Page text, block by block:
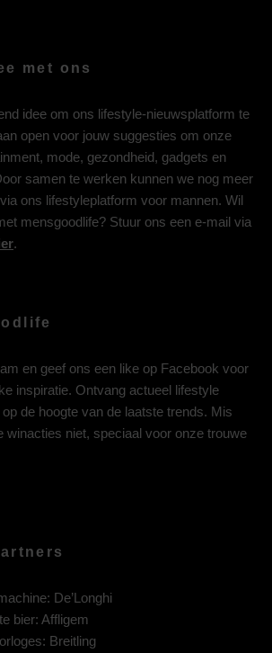
met ons
idee om ons lifestyle-nieuwsplatform te
open voor jouw suggesties om onze
mode, gezondheid, gadgets en
samen te werken kunnen we nog meer
ons lifestyleplatform voor mannen. Wil
mensgoodlife? Stuur ons een e-mail via
.
en geef ons een like op Facebook voor
inspiratie. Ontvang actueel lifestyle
de hoogte van de laatste trends. Mis
winacties niet, speciaal voor onze trouwe
De’Longhi
bier: Affligem
Breitling